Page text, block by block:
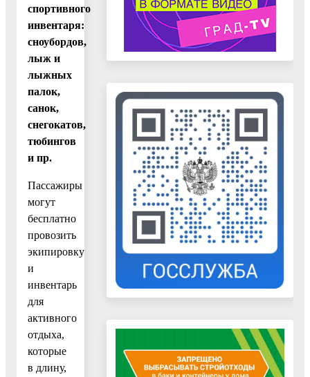
спортивного
инвентаря:
сноубордов,
лыж и
лыжных
палок,
санок,
снегокатов,
тюбингов
и пр.
Пассажиры
могут
бесплатно
провозить
экипировку
и
инвентарь
для
активного
отдыха,
которые
в длину,